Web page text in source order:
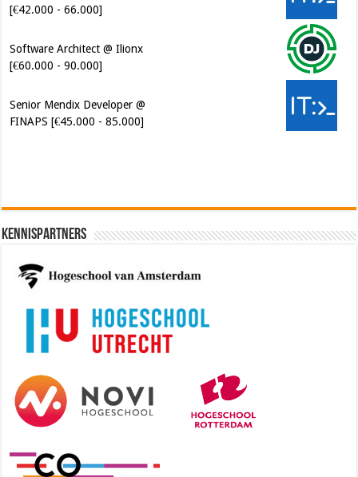
[€42.000 - 66.000]
Software Architect @ Ilionx
[€60.000 - 90.000]
Senior Mendix Developer @
FINAPS [€45.000 - 85.000]
Kennispartners